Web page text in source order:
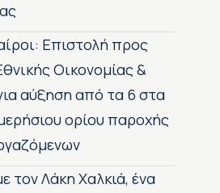
Επιστολή προς
Οικονομίας &
αύξηση από τα 6 στα
ορίου παροχής
τον Λάκη Χαλκιά, ένα